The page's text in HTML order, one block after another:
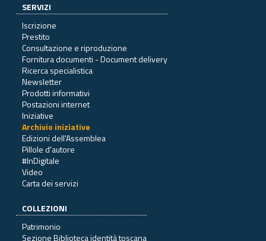
SERVIZI
Iscrizione
Prestito
Consultazione e riproduzione
Fornitura documenti - Document delivery
Ricerca specialistica
Newsletter
Prodotti informativi
Postazioni internet
Iniziative
Archivio iniziative
Edizioni dell'Assemblea
Pillole d'autore
#InDigitale
Video
Carta dei servizi
COLLEZIONI
Patrimonio
Sezione Biblioteca identità toscana